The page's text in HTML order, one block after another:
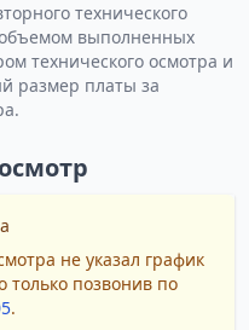
технического
выполненных
технического осмотра и
размер платы за
не указал график
только позвонив по
.